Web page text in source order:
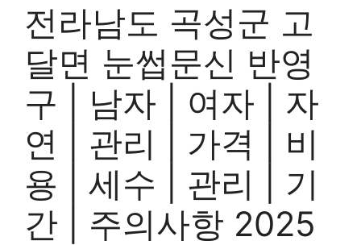
전라남도 곡성군 고
달면 눈썹문신 반영
구 | 남자 | 여자 | 자
연 | 관리 | 가격 | 비
용 | 세수 | 관리 | 기
간 | 주의사항 2025